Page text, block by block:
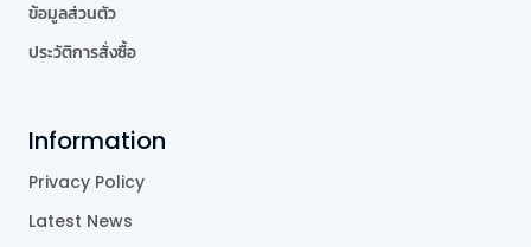
ข้อมูลส่วนตัว
ประวัติการสั่งซื้อ
Information
Privacy Policy
Latest News